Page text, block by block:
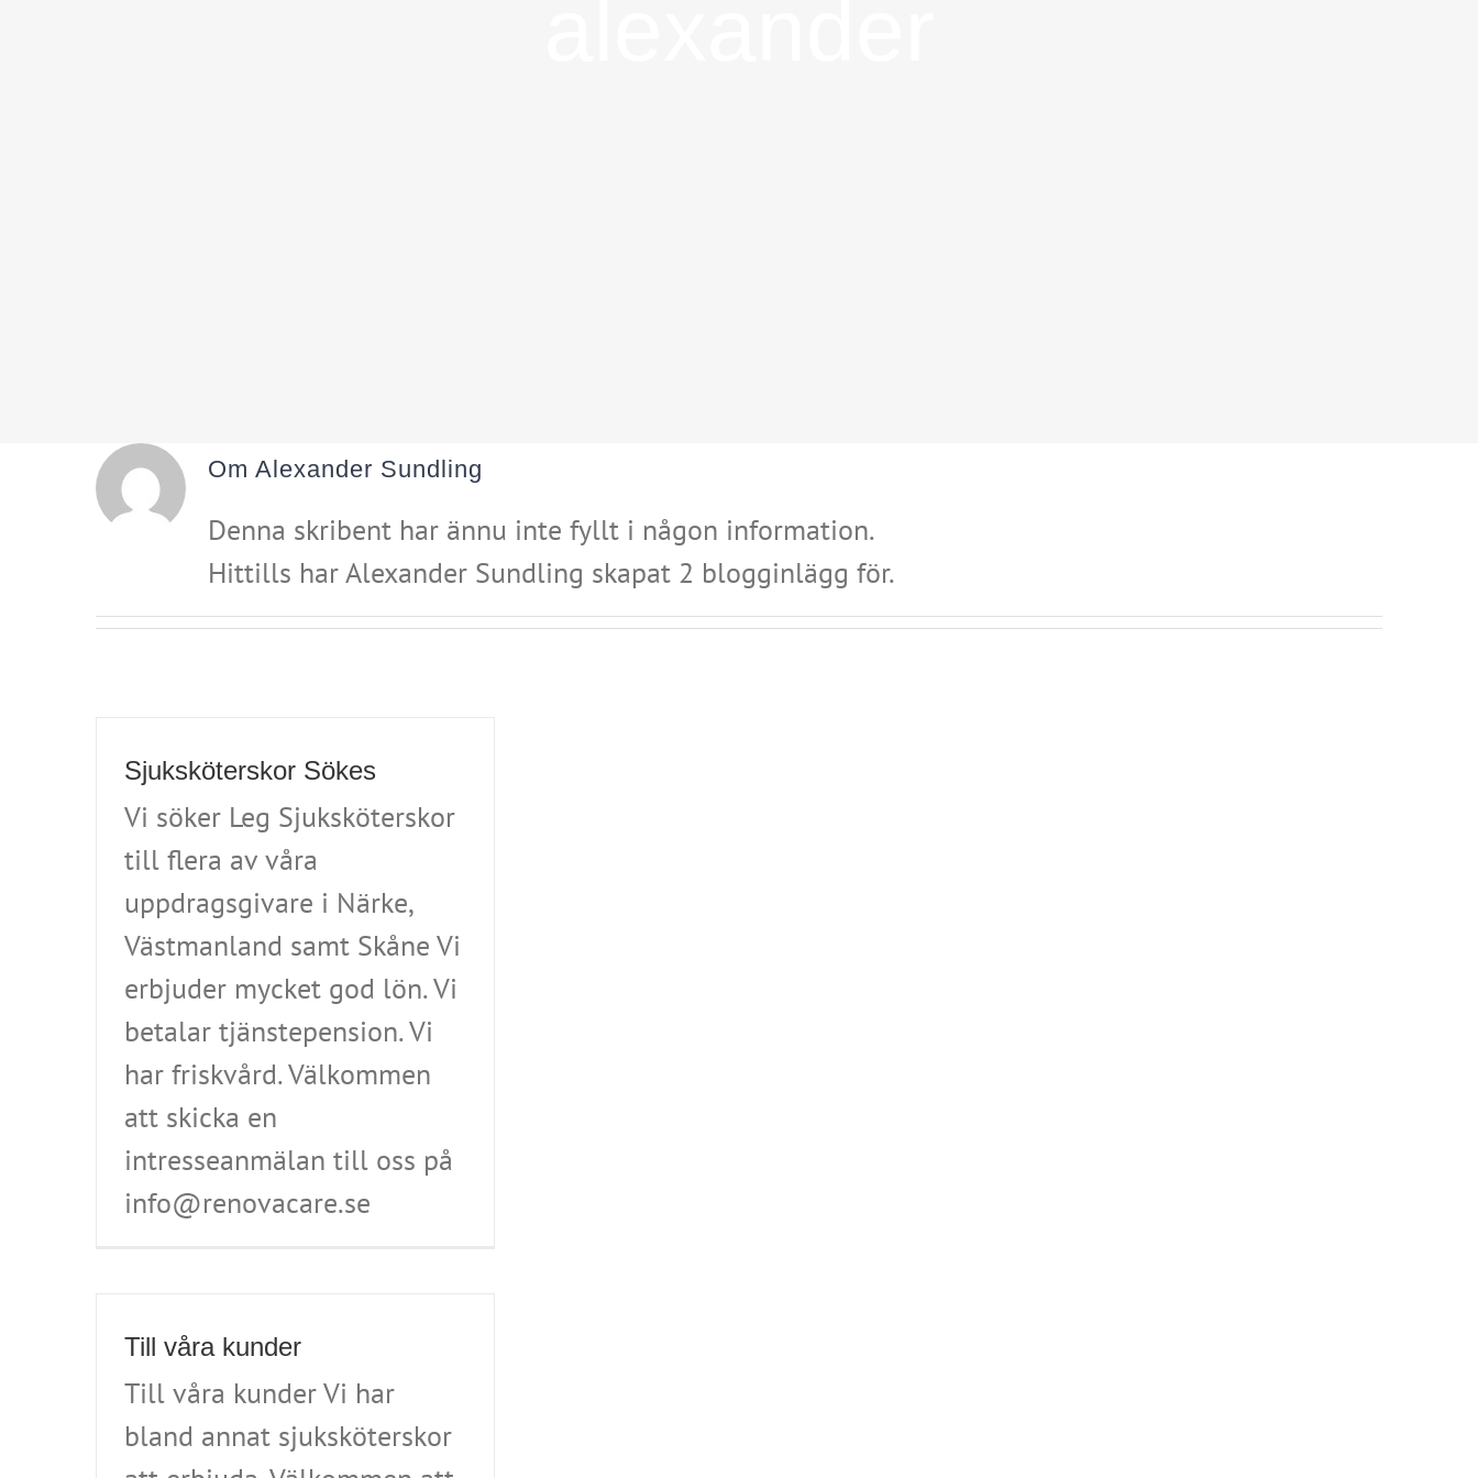
Om Alexander Sundling
Denna skribent har ännu inte fyllt i någon information.
Hittills har Alexander Sundling skapat 2 blogginlägg för.
Sjuksköterskor Sökes
Vi söker Leg Sjuksköterskor
till flera av våra
uppdragsgivare i Närke,
Västmanland samt Skåne Vi
erbjuder mycket god lön. Vi
betalar tjänstepension. Vi
har friskvård. Välkommen
att skicka en
intresseanmälan till oss på
info@renovacare.se
Till våra kunder
Till våra kunder Vi har
bland annat sjuksköterskor